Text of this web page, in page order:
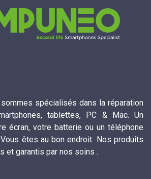
spécialisés dans la réparation
tablettes, PC & Mac. Un
écran, votre batterie ou un téléphone
êtes au bon endroit. Nos produits
et garantis par nos soins .